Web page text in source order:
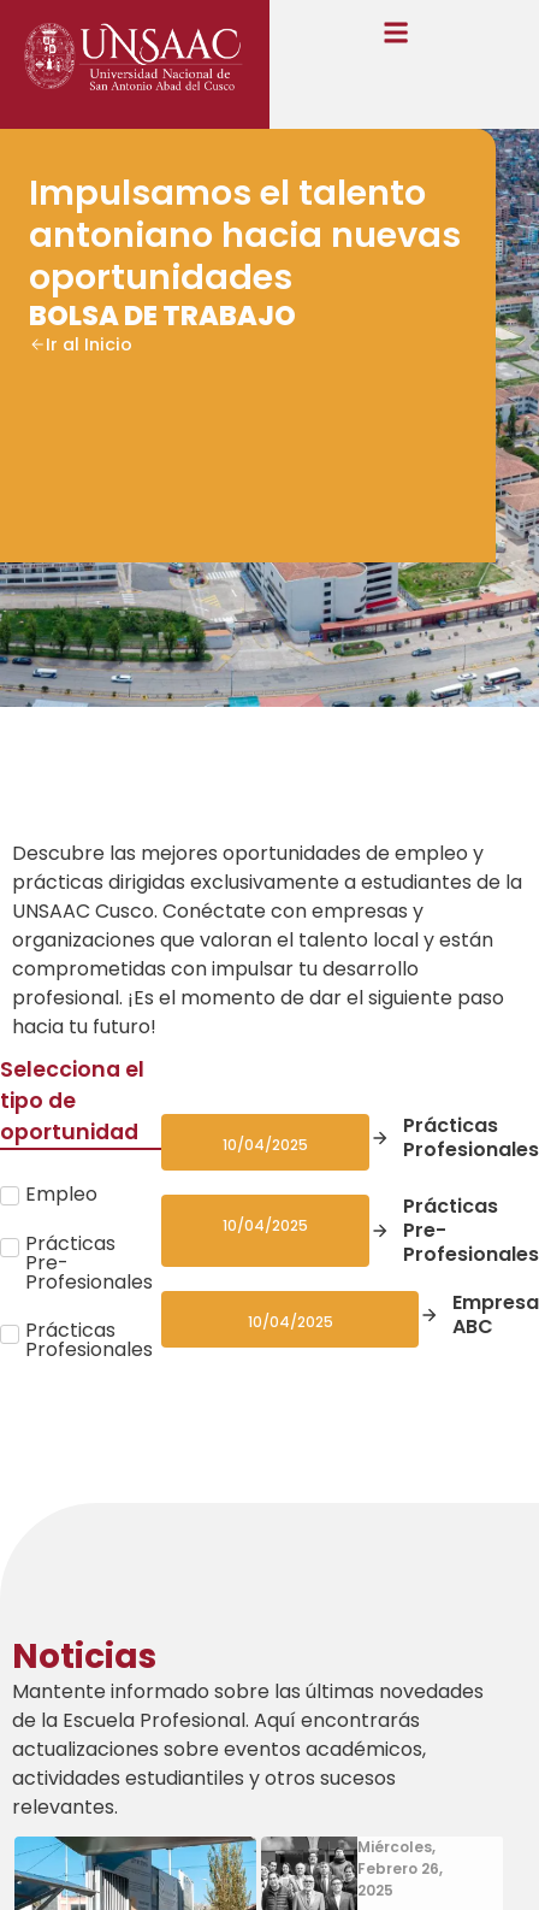
Impulsamos el talento
antoniano hacia nuevas
oportunidades
BOLSA DE TRABAJO
Ir al Inicio
Descubre las mejores oportunidades de empleo y
prácticas dirigidas exclusivamente a estudiantes de la
UNSAAC Cusco. Conéctate con empresas y
organizaciones que valoran el talento local y están
comprometidas con impulsar tu desarrollo
profesional. ¡Es el momento de dar el siguiente paso
hacia tu futuro!
Selecciona el
tipo de
oportunidad
Empleo
Prácticas
Pre-
Profesionales
Prácticas
Profesionales
10/04/2025
Prácticas
Profesionales
10/04/2025
Prácticas
Pre-
Profesionales
10/04/2025
Empresa
ABC
Noticias
Mantente informado sobre las últimas novedades
de la Escuela Profesional. Aquí encontrarás
actualizaciones sobre eventos académicos,
actividades estudiantiles y otros sucesos
relevantes.
Miércoles,
Febrero 26,
2025